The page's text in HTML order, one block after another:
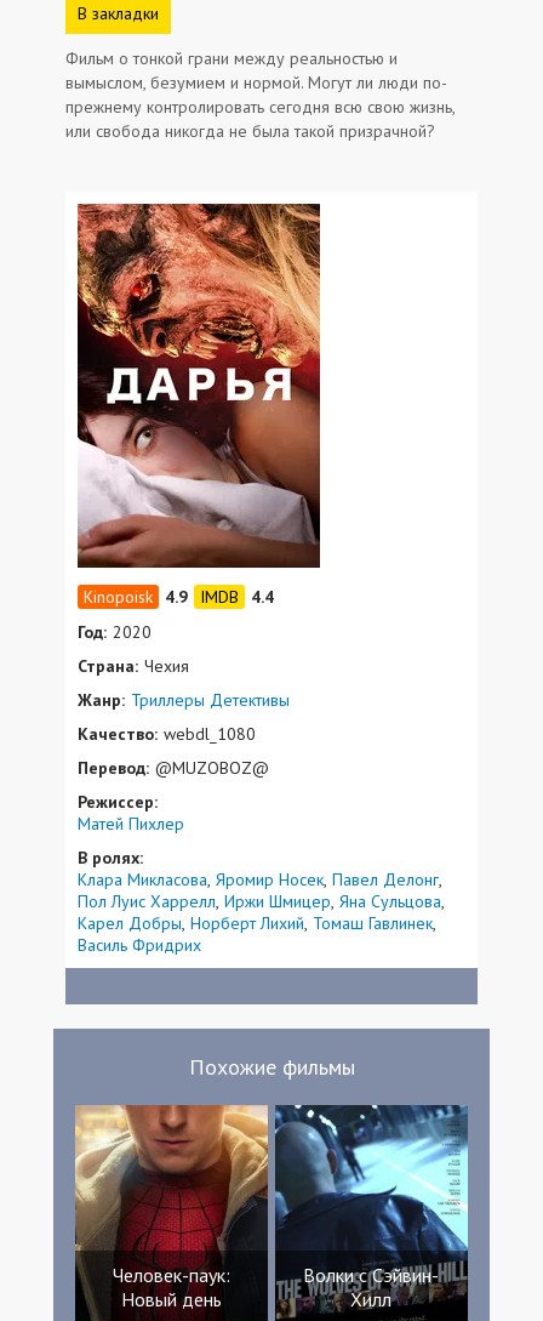
В закладки
Фильм о тонкой грани между реальностью и
вымыслом, безумием и нормой. Могут ли люди по-
прежнему контролировать сегодня всю свою жизнь,
или свобода никогда не была такой призрачной?
4.9
4.4
Год: 2020
Страна: Чехия
Жанр: Триллеры Детективы
Качество: webdl_1080
Перевод: @MUZOBOZ@
Режиссер:
Матей Пихлер
В ролях:
Клара Микласова Яромир Носек Павел Делонг
Пол Луис Харрелл Иржи Шмицер Яна Сульцова
Карел Добры Норберт Лихий Томаш Гавлинек
Василь Фридрих
Похожие фильмы
Человек-паук:
Новый день
Волки с Сэйвин-
Хилл